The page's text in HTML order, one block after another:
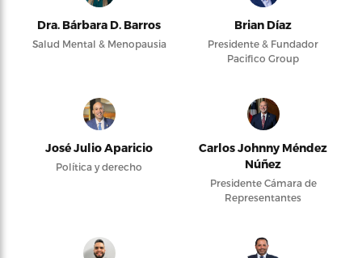
Dra. Bárbara D. Barros
Salud Mental & Menopausia
Brian Díaz
Presidente & Fundador
Pacifico Group
José Julio Aparicio
Política y derecho
Carlos Johnny Méndez
Núñez
Presidente Cámara de
Representantes